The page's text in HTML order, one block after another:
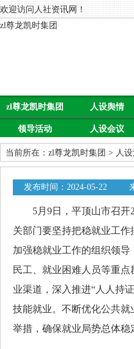
欢迎访问人社资讯网！
zl尊龙凯时集团
zl尊龙凯时集团 人设舆情
领导活动 人设会议
当前所在： zl尊龙凯时集团 > 人
发布时间：2024-05-22
5月9日，平顶山市召开
关部门要坚持把稳就业工
加强稳就业工作的组织领
民工、就业困难人员等重
业渠道，深入推进“人人持
技能就业。不断优化公共
举措，确保就业局势总体稳